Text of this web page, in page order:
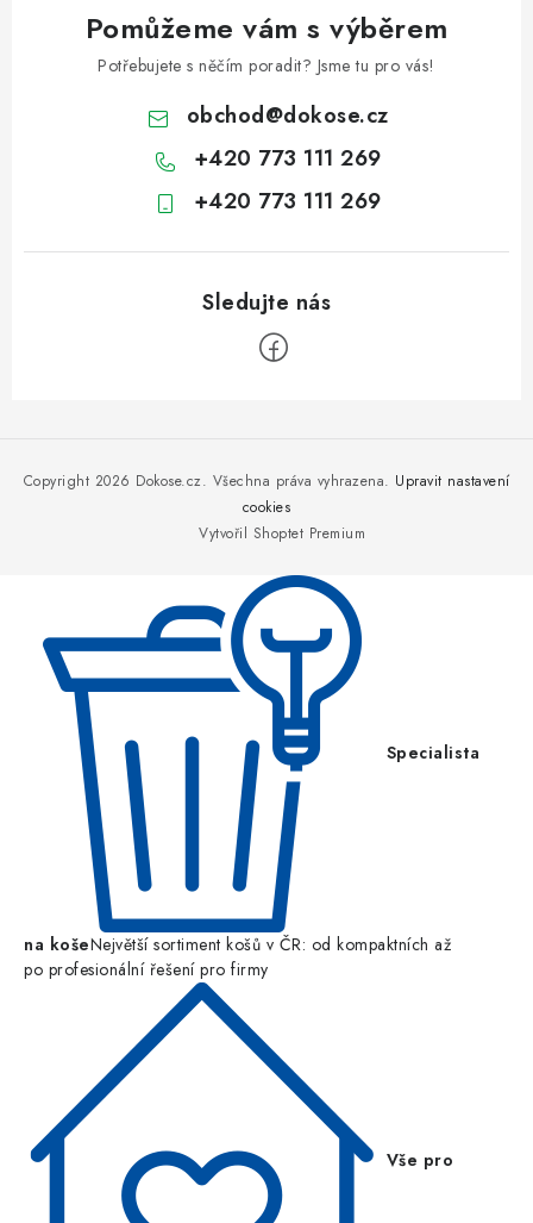
Pomůžeme vám s výběrem
Potřebujete s něčím poradit? Jsme tu pro vás!
obchod@dokose.cz
+420 773 111 269
+420 773 111 269
Vytvořil Shoptet Premium
Copyright 2026 Dokose.cz. Všechna práva vyhrazena. Upravit nastavení
cookies
Specialista
na košeNejvětší sortiment košů v ČR: od kompaktních až
po profesionální řešení pro firmy
Vše pro